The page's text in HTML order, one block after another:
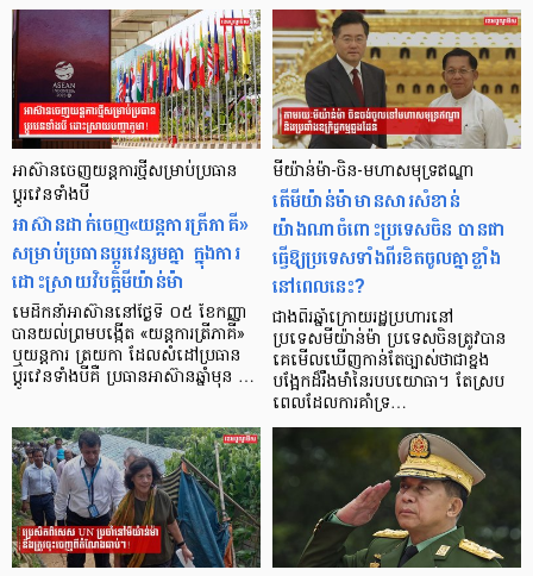
អាស៊ានចេញយន្តការថ្មីសម្រាប់ប្រធាន
ប្តូរវេនទាំងបី
អាស៊ានដាក់ចេញ«យន្តការត្រីភាគី»
សម្រាប់ប្រធានប្តូរវេនរួមគ្នា ក្នុងការ
ដោះស្រាយវិបត្តិមីយ៉ាន់ម៉ា
មេដឹកនាំអាស៊ាននៅថ្ងៃទី ០៥ ខែកញ្ញា
បានយល់ព្រមបង្កើត «យន្តការត្រីភាគី»
ឬយន្ដការ ត្រយកា ដែលសំដៅប្រធាន
ប្តូរវេនទាំងបីគឺ ប្រធានអាស៊ានឆ្នាំមុន …
មីយ៉ាន់ម៉ា-ចិន-មហាសមុទ្រឥណ្ឌា
តើមីយ៉ាន់ម៉ាមានសារសំខាន់
យ៉ាងណាចំពោះប្រទេសចិន បានជា
ធ្វើឱ្យប្រទេសទាំងពីរខិតចូលគ្នាខ្លាំង
នៅពេលនេះ?
ជាងពីរឆ្នាំក្រោយរដ្ឋប្រហារនៅ
ប្រទេសមីយ៉ាន់ម៉ា ប្រទេសចិនត្រូវបាន
គេមើលឃើញកាន់តែច្បាស់ថាជាខ្នង
បង្អែកដ៏រឹងមាំនៃរបបយោធា។ តែស្រប
ពេលដែលការគាំទ្រ…